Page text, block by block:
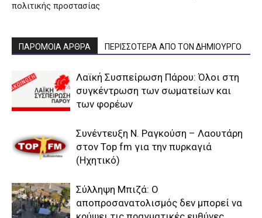
πολιτικής προστασίας
ΠΑΡΟΜΟΙΑ ΑΡΘΡΑ ΠΕΡΙΣΣΟΤΕΡΑ ΑΠΟ ΤΟΝ ΔΗΜΙΟΥΡΓΟ
Λαϊκή Συσπείρωση Πάρου: Όλοι στη
συγκέντρωση των σωματείων και
των φορέων
Συνέντευξη Ν. Ραγκούση – Λαουτάρη
στον Top fm για την πυρκαγιά
(Ηχητικό)
Σύλληψη Μπιζά: Ο
αποπροσανατολισμός δεν μπορεί να